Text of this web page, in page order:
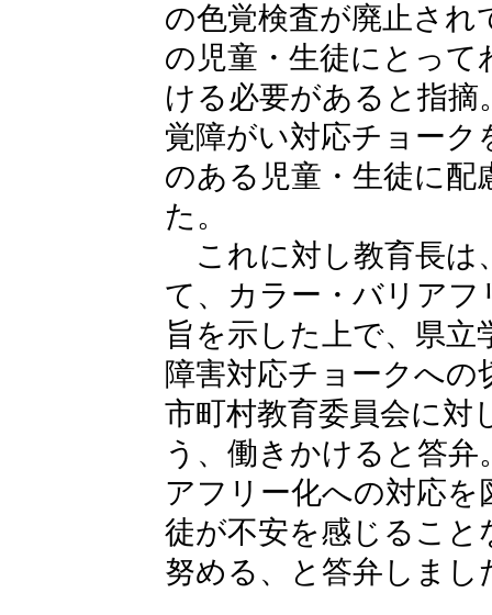
の色覚検査が廃止され
の児童・生徒にとっ
ける必要があると指摘
覚障がい対応チョー
のある児童・生徒に
た。
これに対し教育長は
て、カラー・バリア
旨を示した上で、県
障害対応チョークへ
市町村教育委員会に対
う、働きかけると答
アフリー化への対応を
徒が不安を感じること
努める、と答弁しまし